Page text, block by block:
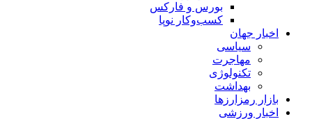
بورس و فارکس
کسب‌وکار نوپا
اخبار جهان
سیاسی
مهاجرت
تکنولوژی
بهداشت
بازار رمزارزها
اخبار ورزشی